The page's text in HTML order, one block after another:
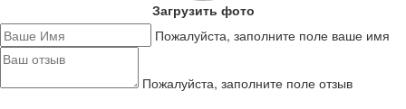
Загрузить фото
Пожалуйста, заполните поле ваше имя
Пожалуйста, заполните поле отзыв